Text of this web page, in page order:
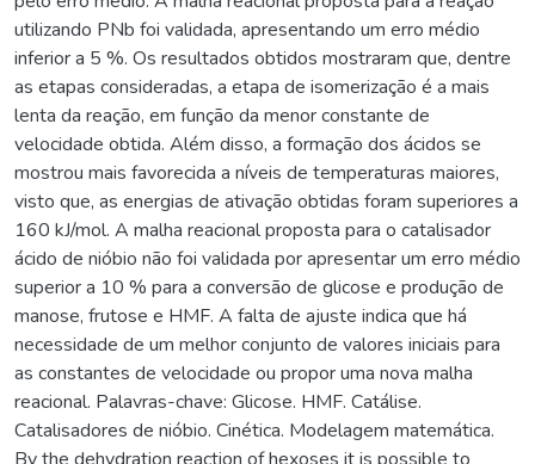
utilizando PNb foi validada, apresentando um erro médio
inferior a 5 %. Os resultados obtidos mostraram que, dentre
as etapas consideradas, a etapa de isomerização é a mais
lenta da reação, em função da menor constante de
velocidade obtida. Além disso, a formação dos ácidos se
mostrou mais favorecida a níveis de temperaturas maiores,
visto que, as energias de ativação obtidas foram superiores a
160 kJ/mol. A malha reacional proposta para o catalisador
ácido de nióbio não foi validada por apresentar um erro médio
superior a 10 % para a conversão de glicose e produção de
manose, frutose e HMF. A falta de ajuste indica que há
necessidade de um melhor conjunto de valores iniciais para
as constantes de velocidade ou propor uma nova malha
reacional. Palavras-chave: Glicose. HMF. Catálise.
Catalisadores de nióbio. Cinética. Modelagem matemática.